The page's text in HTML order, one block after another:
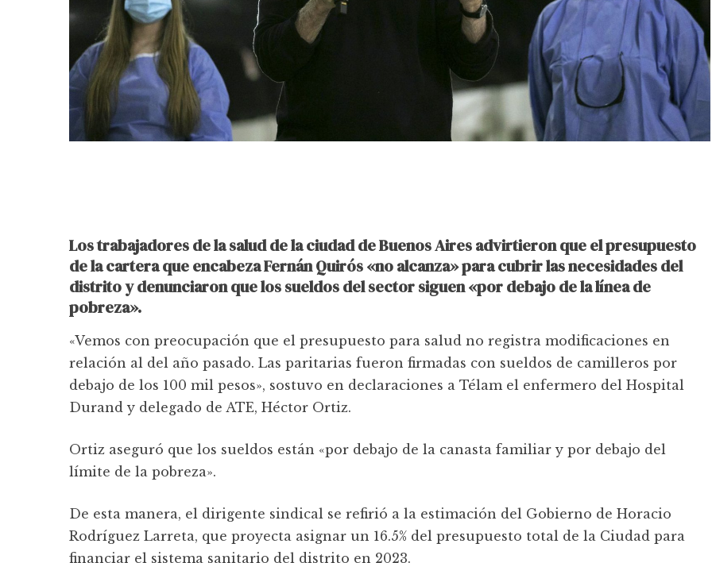
Los trabajadores de la salud de la ciudad de Buenos Aires advirtieron que el presupuesto
de la cartera que encabeza Fernán Quirós «no alcanza» para cubrir las necesidades del
distrito y denunciaron que los sueldos del sector siguen «por debajo de la línea de
pobreza».
«Vemos con preocupación que el presupuesto para salud no registra modificaciones en
relación al del año pasado. Las paritarias fueron firmadas con sueldos de camilleros por
debajo de los 100 mil pesos», sostuvo en declaraciones a Télam el enfermero del Hospital
Durand y delegado de ATE, Héctor Ortiz.
Ortiz aseguró que los sueldos están «por debajo de la canasta familiar y por debajo del
límite de la pobreza».
De esta manera, el dirigente sindical se refirió a la estimación del Gobierno de Horacio
Rodríguez Larreta, que proyecta asignar un 16.5% del presupuesto total de la Ciudad para
financiar el sistema sanitario del distrito en 2023.